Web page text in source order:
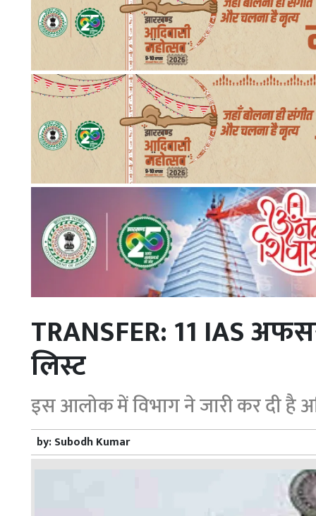
TRANSFER: 11 IAS
लिस्ट
इस आलोक में विभाग ने जारी कर दी है
by:Subodh Kumar